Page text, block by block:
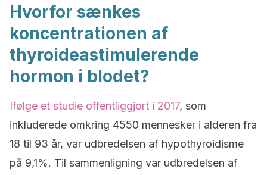
Hvorfor sænkes
koncentrationen af
thyroideastimulerende
hormon i blodet?
Ifølge et studie offentliggjort i 2017, som
inkluderede omkring 4550 mennesker i alderen fra
18 til 93 år, var udbredelsen af hypothyroidisme
på 9,1%. Til sammenligning var udbredelsen af